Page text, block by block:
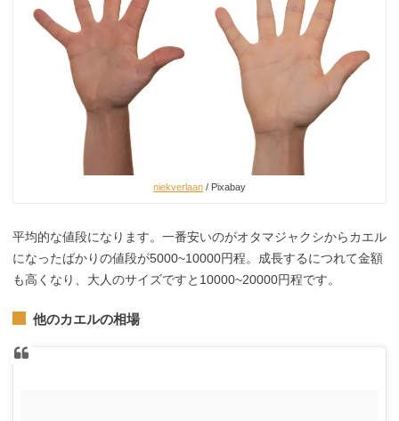
niekverlaan / Pixabay
平均的な値段になります。一番安いのがオタマジャクシからカエル
になったばかりの値段が5000~10000円程。成長するにつれて金額
も高くなり、大人のサイズですと10000~20000円程です。
他のカエルの相場